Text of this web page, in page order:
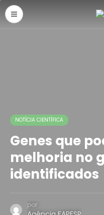
NOTÍCIA CIENTÍFICA
Genes que
melhoria no
identificados
por